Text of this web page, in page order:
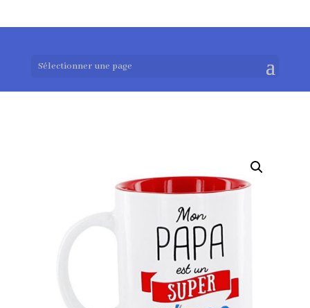
Sélectionner une page